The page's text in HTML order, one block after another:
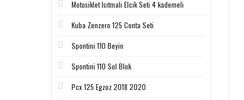
Motosiklet Isıtmalı Elcik Seti 4 kademeli
Kuba Zenzero 125 Conta Seti
Spontini 110 Beyin
Spontini 110 Sol Blok
Pcx 125 Egzoz 2018 2020